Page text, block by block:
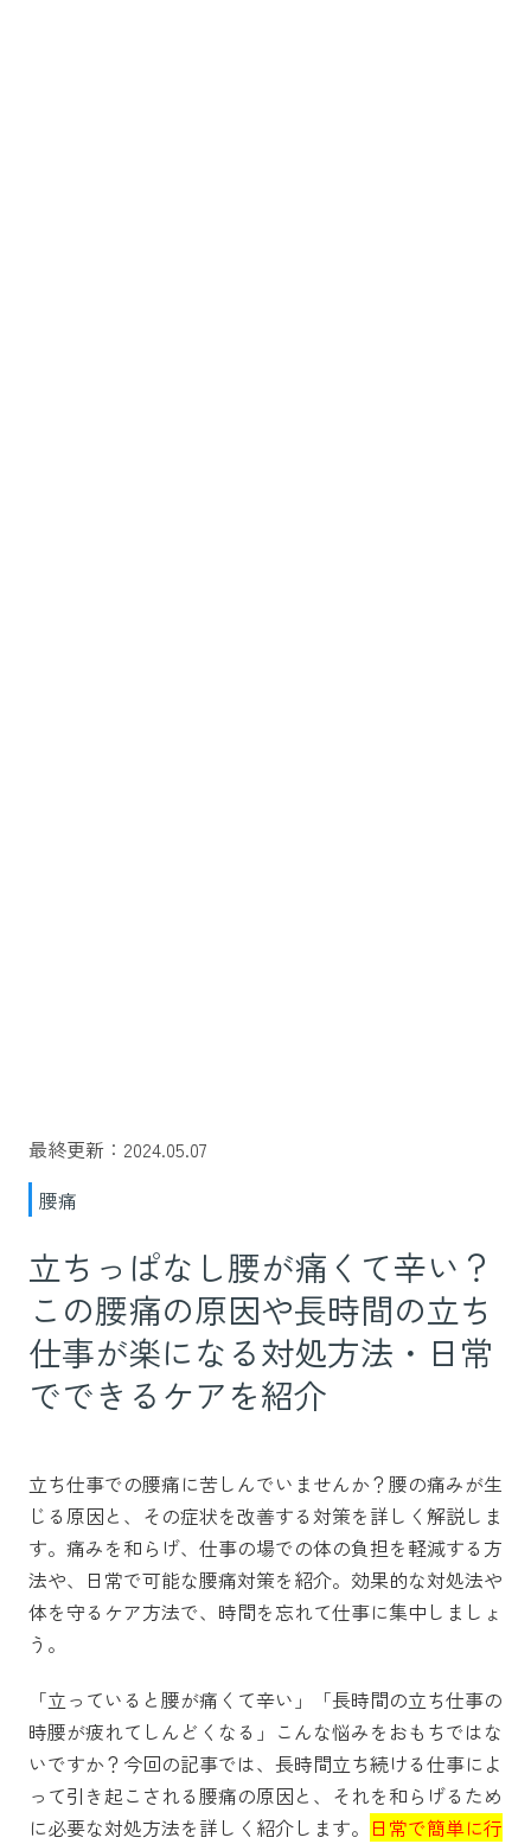
最終更新：2024.05.07
腰痛
立ちっぱなし腰が痛くて辛い？
この腰痛の原因や長時間の立ち
仕事が楽になる対処方法・日常
でできるケアを紹介
立ち仕事での腰痛に苦しんでいませんか？腰の痛みが生
じる原因と、その症状を改善する対策を詳しく解説しま
す。痛みを和らげ、仕事の場での体の負担を軽減する方
法や、日常で可能な腰痛対策を紹介。効果的な対処法や
体を守るケア方法で、時間を忘れて仕事に集中しましょ
う。
「立っていると腰が痛くて辛い」「長時間の立ち仕事の
時腰が疲れてしんどくなる」こんな悩みをおもちではな
いですか？今回の記事では、長時間立ち続ける仕事によ
って引き起こされる腰痛の原因と、それを和らげるため
に必要な対処方法を詳しく紹介します。 日常で簡単に行